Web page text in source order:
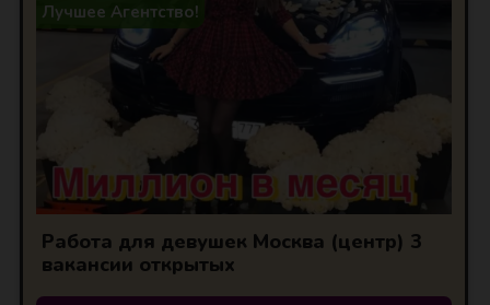
Лучшее Агентство!
Работа для девушек Москва (центр) 3
вакансии открытых